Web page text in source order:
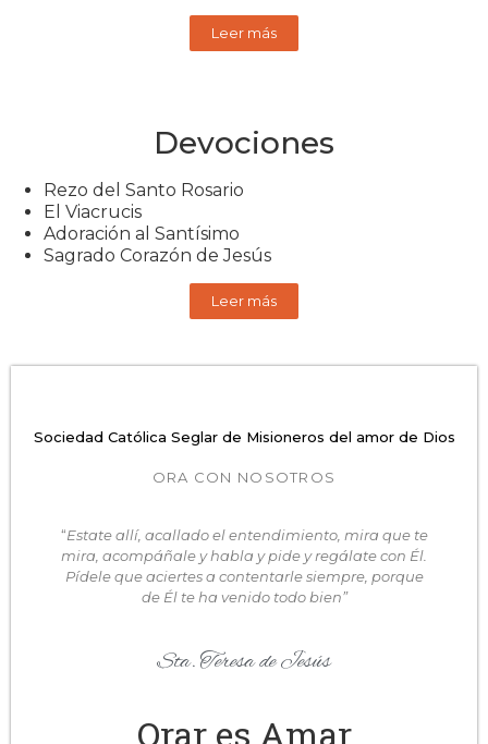
Leer más
Devociones
Rezo del Santo Rosario
El Viacrucis
Adoración al Santísimo
Sagrado Corazón de Jesús
Leer más
Sociedad Católica Seglar de Misioneros del amor de Dios
ORA CON NOSOTROS
“Estate allí, acallado el entendimiento, mira que te
mira, acompáñale y habla y pide y regálate con Él.
Pídele que aciertes a contentarle siempre, porque
de Él te ha venido todo bien”
Sta. Teresa de Jesús
Orar es Amar